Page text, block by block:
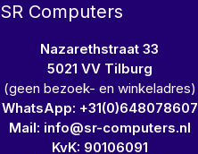
SR Computers
Nazarethstraat 33
5021 VV Tilburg
(geen bezoek- en winkeladres)
WhatsApp: +31(0)648078607
Mail: info@sr-computers.nl
KvK: 90106091